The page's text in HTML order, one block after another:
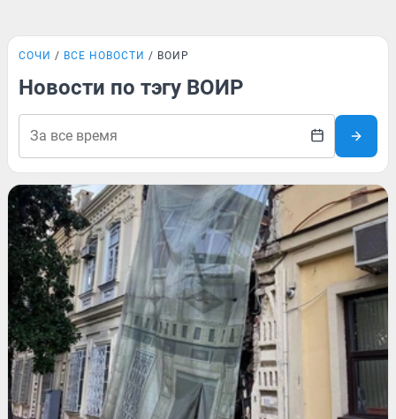
СОЧИ ВСЕ НОВОСТИ ВОИР
Новости по тэгу ВОИР